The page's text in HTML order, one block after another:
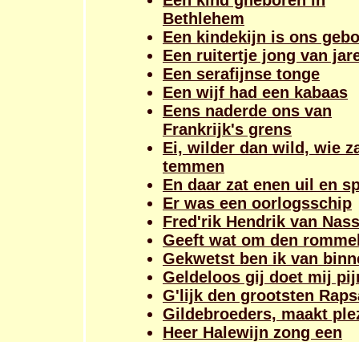
Bethlehem
Een kindekijn is ons
Een ruitertje jong van
Een serafijnse tonge
Een wijf had een kabaas
Eens naderde ons van
Frankrijk's grens
Ei, wilder dan wild, wie
temmen
En daar zat enen uil en
Er was een oorlogsschip
Fred'rik Hendrik van
Geeft wat om den
Gekwetst ben ik van
Geldeloos gij doet mij
G'lijk den grootsten
Gildebroeders, maakt
Heer Halewijn zong een